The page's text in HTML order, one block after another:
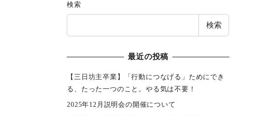
検索
検索
最近の投稿
【三日坊主卒業】「行動につなげる」ためにでき
る、たった一つのこと。やる気は不要！
2025年12月説明会の開催について